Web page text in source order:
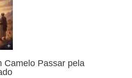
Camelo Passar pela